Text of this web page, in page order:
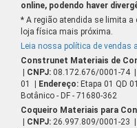
online, podendo haver
* A região atendida se limita
loja física mais próxima.
Leia nossa política de vendas
Construnet Materiais de
| CNPJ: 08.172.676/0001-74
01
| Endereço: Etapa 01 QD
Botânico - DF - 71680-362
Coqueiro Materiais para
| CNPJ: 26.997.809/0001-23